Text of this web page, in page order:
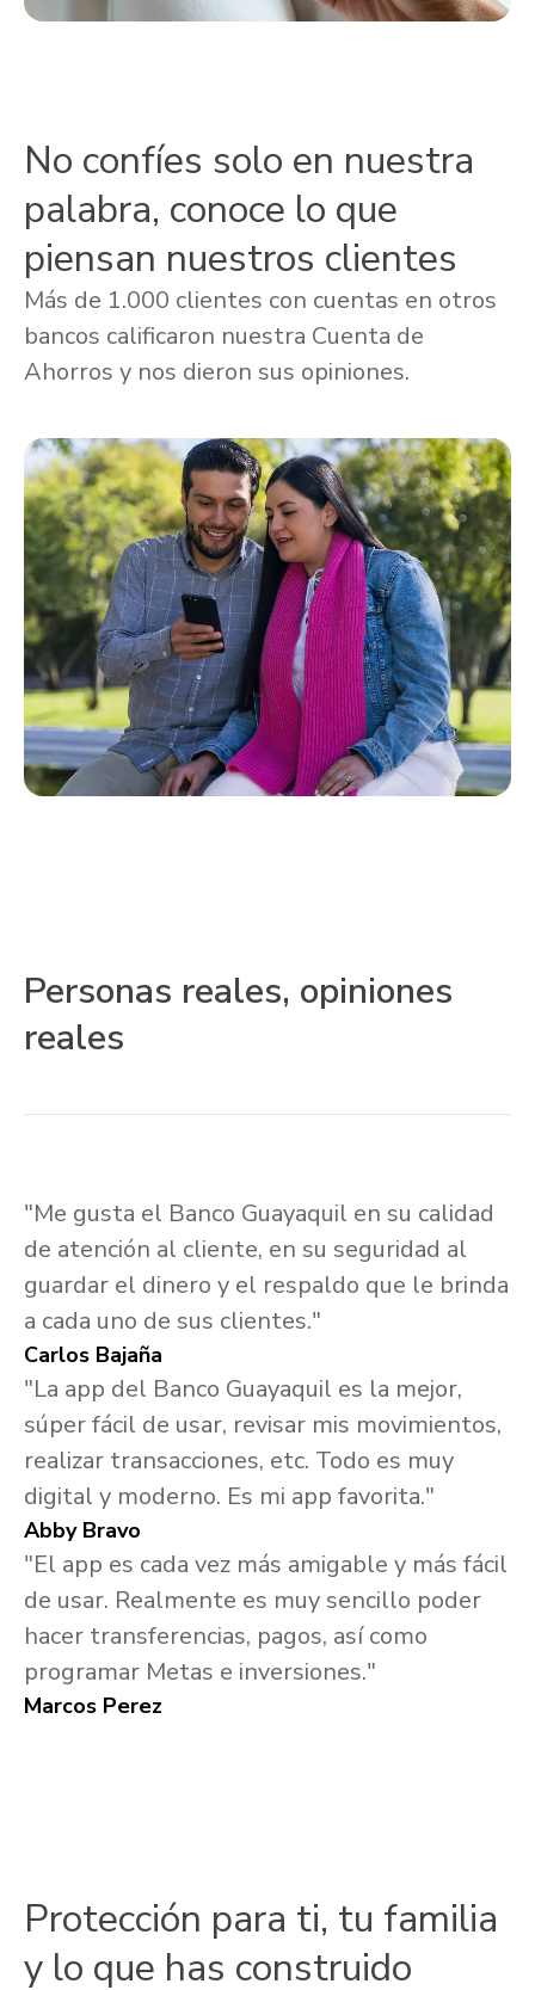
No confíes solo en nuestra
palabra, conoce lo que
piensan nuestros clientes
Más de 1.000 clientes con cuentas en otros
bancos calificaron nuestra Cuenta de
Ahorros y nos dieron sus opiniones.
Personas reales, opiniones
reales
"Me gusta el Banco Guayaquil en su calidad
de atención al cliente, en su seguridad al
guardar el dinero y el respaldo que le brinda
a cada uno de sus clientes."
Carlos Bajaña
"La app del Banco Guayaquil es la mejor,
súper fácil de usar, revisar mis movimientos,
realizar transacciones, etc. Todo es muy
digital y moderno. Es mi app favorita."
Abby Bravo
"El app es cada vez más amigable y más fácil
de usar. Realmente es muy sencillo poder
hacer transferencias, pagos, así como
programar Metas e inversiones."
Marcos Perez
Protección para ti, tu familia
y lo que has construido